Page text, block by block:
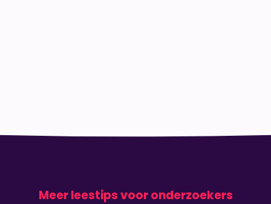
Meer leestips voor onderzoekers